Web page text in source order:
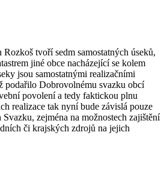
tvoří sedm samostatných úseků,
jiné obce nacházející se kolem
jsou samostatnými realizačními
podařilo Dobrovolnému svazku obcí
povolení a tedy faktickou plnu
realizace tak nyní bude závislá pouze
zejména na možnostech zajištění
či krajských zdrojů na jejich